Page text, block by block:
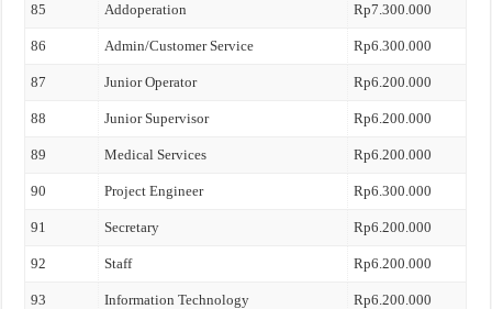
85 Addoperation Rp7.300.000
86 Admin/Customer Service Rp6.300.000
87 Junior Operator Rp6.200.000
88 Junior Supervisor Rp6.200.000
89 Medical Services Rp6.200.000
90 Project Engineer Rp6.300.000
91 Secretary Rp6.200.000
92 Staff Rp6.200.000
93 Information Technology Rp6.200.000